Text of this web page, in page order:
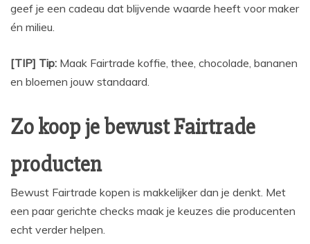
geef je een cadeau dat blijvende waarde heeft voor maker
én milieu.
[TIP] Tip: Maak Fairtrade koffie, thee, chocolade, bananen
en bloemen jouw standaard.
Zo koop je bewust Fairtrade
producten
Bewust Fairtrade kopen is makkelijker dan je denkt. Met
een paar gerichte checks maak je keuzes die producenten
echt verder helpen.